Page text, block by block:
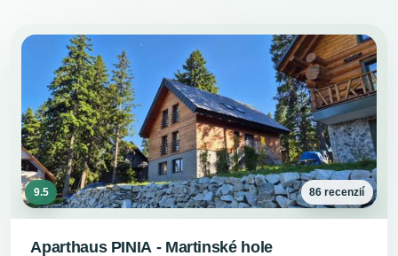
9.5 86 recenzií
Aparthaus PINIA - Martinské hole